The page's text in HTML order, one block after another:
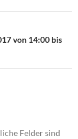
von 14:00 bis
Felder sind